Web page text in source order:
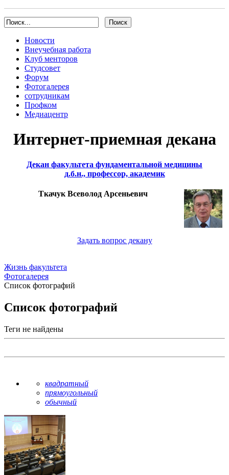
Новости
Внеучебная работа
Клуб менторов
Студсовет
Форум
Фотогалерея
сотрудникам
Профком
Медиацентр
Интернет-приемная декана
Декан факультета фундаментальной медицины
д.б.н., профессор, академик
Ткачук Всеволод Арсеньевич
Задать вопрос декану
Жизнь факультета
Фотогалерея
Список фотографий
Список фотографий
Теги не найдены
квадратный
прямоугольный
обычный